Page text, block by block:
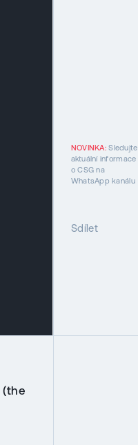
NOVINKA: Sledujte
aktuální informace
o CSG na
WhatsApp kanálu
Sdílet
(the